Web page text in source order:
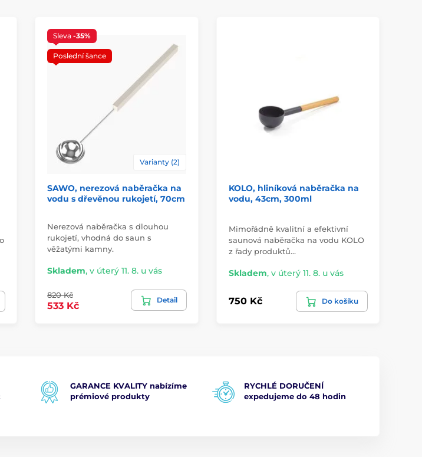
Sleva -35%
Poslední šance
Varianty (2)
SAWO, nerezová naběračka na
vodu s dřevěnou rukojetí, 70cm
Nerezová naběračka s dlouhou
rukojetí, vhodná do saun s
věžatými kamny.
Skladem, v úterý 11. 8. u vás
820 Kč
533 Kč
Detail
KOLO, hliníková naběračka na
vodu, 43cm, 300ml
Mimořádně kvalitní a efektivní
saunová naběračka na vodu KOLO
z řady produktů…
Skladem, v úterý 11. 8. u vás
750 Kč Do košíku
GARANCE KVALITY nabízíme
prémiové produkty
RYCHLÉ DORUČENÍ
expedujeme do 48 hodin